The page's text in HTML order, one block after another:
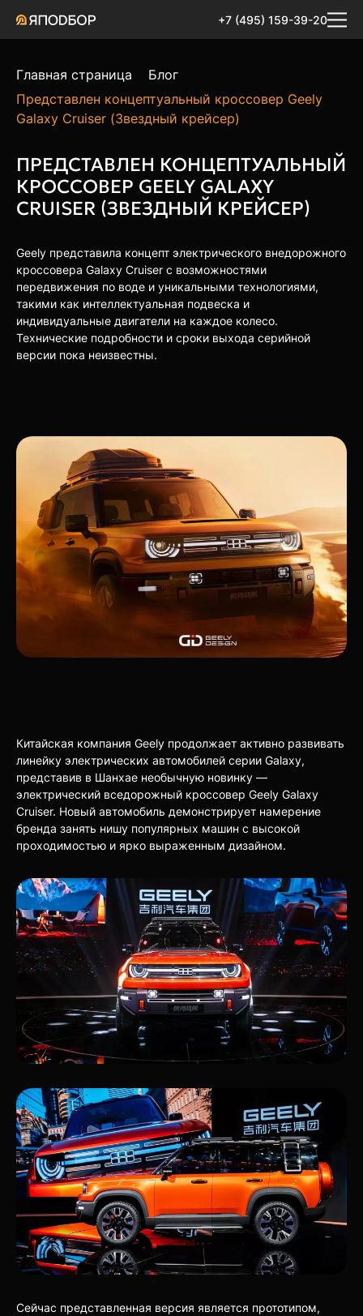
+7 (495) 159-39-20
Главная страница
Блог
Представлен концептуальный кроссовер Geely
Galaxy Cruiser (Звездный крейсер)
ПРЕДСТАВЛЕН КОНЦЕПТУАЛЬНЫЙ
КРОССОВЕР GEELY GALAXY
CRUISER (ЗВЕЗДНЫЙ КРЕЙСЕР)
Geely представила концепт электрического внедорожного
кроссовера Galaxy Cruiser с возможностями
передвижения по воде и уникальными технологиями,
такими как интеллектуальная подвеска и
индивидуальные двигатели на каждое колесо.
Технические подробности и сроки выхода серийной
версии пока неизвестны.
Китайская компания Geely продолжает активно развивать
линейку электрических автомобилей серии Galaxy,
представив в Шанхае необычную новинку —
электрический вседорожный кроссовер Geely Galaxy
Cruiser. Новый автомобиль демонстрирует намерение
бренда занять нишу популярных машин с высокой
проходимостью и ярко выраженным дизайном.
Сейчас представленная версия является прототипом,